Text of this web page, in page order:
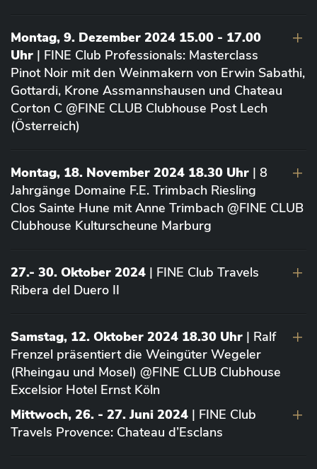
Montag, 9. Dezember 2024 15.00 - 17.00
Uhr | FINE Club Professionals: Masterclass
Pinot Noir mit den Weinmakern von Erwin Sabathi,
Gottardi, Krone Assmannshausen und Chateau
Corton C @FINE CLUB Clubhouse Post Lech
(Österreich)
Montag, 18. November 2024 18.30 Uhr | 8
Jahrgänge Domaine F.E. Trimbach Riesling
Clos Sainte Hune mit Anne Trimbach @FINE CLUB
Clubhouse Kulturscheune Marburg
27.- 30. Oktober 2024 | FINE Club Travels
Ribera del Duero II
Samstag, 12. Oktober 2024 18.30 Uhr | Ralf
Frenzel präsentiert die Weingüter Wegeler
(Rheingau und Mosel) @FINE CLUB Clubhouse
Excelsior Hotel Ernst Köln
Mittwoch, 26. - 27. Juni 2024 | FINE Club
Travels Provence: Chateau d’Esclans